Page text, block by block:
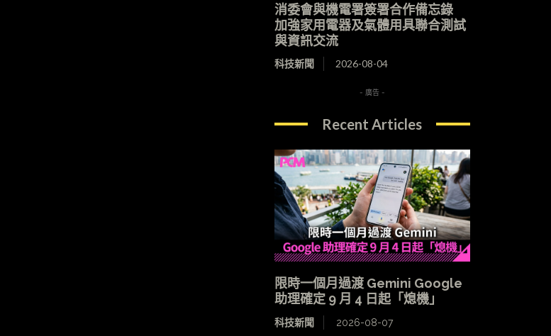
消委會與機電署簽署合作備忘錄
加強家用電器及氣體用具聯合測試
與資訊交流
科技新聞 2026-08-04
- 廣告 -
Recent Articles
限時一個月過渡 Gemini Google
助理確定 9 月 4 日起「熄機」
科技新聞 2026-08-07